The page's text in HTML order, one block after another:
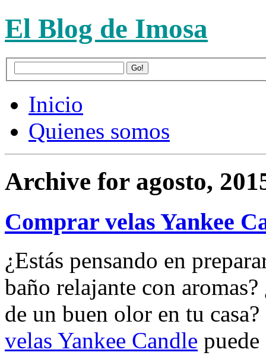
El Blog de Imosa
Inicio
Quienes somos
Archive for agosto,
Comprar velas Yankee
¿Estás pensando en
baño relajante con
de un buen olor en tu
velas Yankee Candle